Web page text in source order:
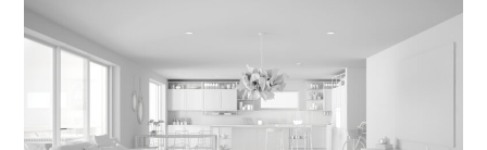
behang
Decoratief:
Ruimte